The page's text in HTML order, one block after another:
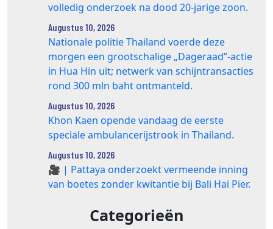
volledig onderzoek na dood 20‑jarige zoon.
Augustus 10, 2026
Nationale politie Thailand voerde deze
morgen een grootschalige „Dageraad”-actie
in Hua Hin uit; netwerk van schijntransacties
rond 300 mln baht ontmanteld.
Augustus 10, 2026
Khon Kaen opende vandaag de eerste
speciale ambulancerijstrook in Thailand.
Augustus 10, 2026
🎥 | Pattaya onderzoekt vermeende inning
van boetes zonder kwitantie bij Bali Hai Pier.
Categorieën